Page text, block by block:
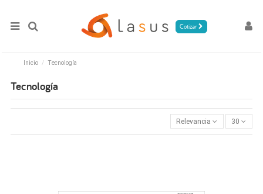
Cotizar
Inicio Tecnología
Tecnología
Relevancia 30